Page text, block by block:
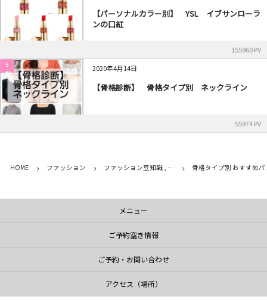
【パーソナルカラー別】 YSL イブサンローラ
ンの口紅
155960 PV
5 2020年4月14日
【骨格診断】 骨格タイプ別 ネックライン
55974 PV
HOME ファッション ファッション豆知識 , … 骨格タイプ別 おすすめ
メニュー
ご予約空き情報
ご予約・お問い合わせ
アクセス（場所）